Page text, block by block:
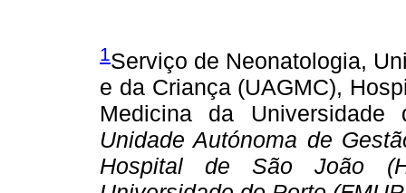
1Serviço de Neonatologia,
e da Criança (UAGMC),
Medicina da
Unidade Autónoma de
Hospital de São João